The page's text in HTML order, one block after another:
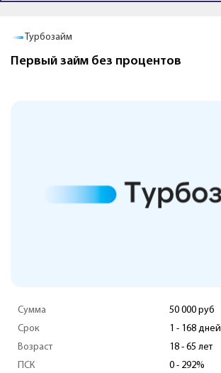
Турбозайм
Первый займ без процентов
Сумма
50 000 руб
Срок
1 - 168 дней
Возраст
18 - 65 лет
ПСК
0 - 292%